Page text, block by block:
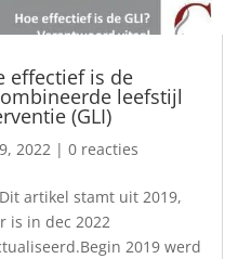
effectief is de
leefstijl
(GLI)
2022| 0 reacties
artikel stamt uit 2019,
is in dec 2022
2019 werd